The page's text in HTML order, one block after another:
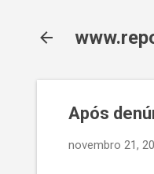
Após
novembro 21,